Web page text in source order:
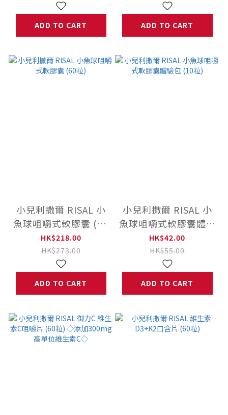
ADD TO CART ADD TO CART
小兒利撒爾 RISAL 小
魚球咀嚼式軟膠囊 (60
粒)
HK$218.00
HK$273.00
ADD TO CART
小兒利撒爾 RISAL 小
魚球咀嚼式軟膠囊體驗
包 (10粒)
HK$42.00
HK$55.00
ADD TO CART